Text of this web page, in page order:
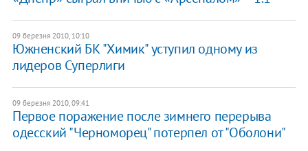
09 березня 2010, 10:10
Южненский БК "Химик" уступил одному из
лидеров Суперлиги
09 березня 2010, 09:41
Первое поражение после зимнего перерыва
одесский "Черноморец" потерпел от "Оболони"